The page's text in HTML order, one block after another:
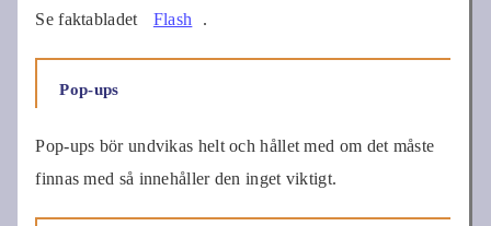
Se faktabladet
Flash .
Pop-ups
Pop-ups bör undvikas helt och hållet med om det måste
finnas med så innehåller den inget viktigt.